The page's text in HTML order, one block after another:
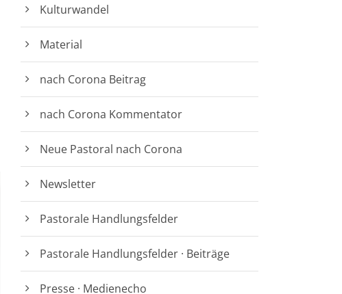
Kulturwandel
Material
nach Corona Beitrag
nach Corona Kommentator
Neue Pastoral nach Corona
Newsletter
Pastorale Handlungsfelder
Pastorale Handlungsfelder · Beiträge
Presse · Medienecho